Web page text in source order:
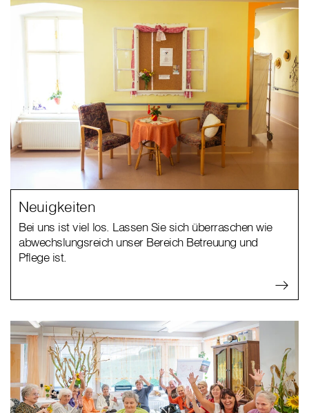
Neuigkeiten
Bei uns ist viel los. Lassen Sie sich überraschen wie
abwechslungsreich unser Bereich Betreuung und
Pflege ist.